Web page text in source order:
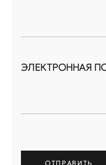
ЭЛЕКТРОННАЯ